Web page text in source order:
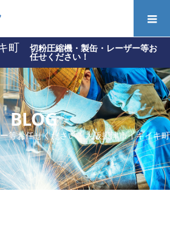
町 切粉圧縮機・製缶・レーザー等お
任せください！
BLOG
等お任せください！大阪摂津市イキイキ町